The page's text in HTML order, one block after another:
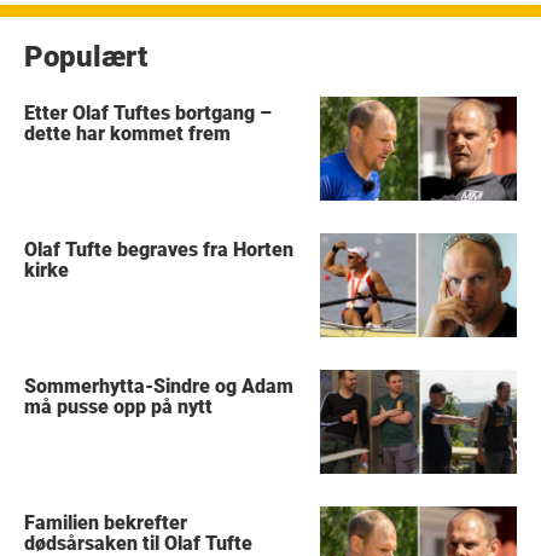
Populært
Etter Olaf Tuftes bortgang –
dette har kommet frem
Olaf Tufte begraves fra Horten
kirke
Sommerhytta-Sindre og Adam
må pusse opp på nytt
Familien bekrefter
dødsårsaken til Olaf Tufte